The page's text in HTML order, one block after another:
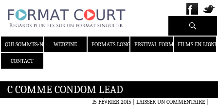
QUI SOMMES-NOUS ?WEBZINE FORMATS LONGS FESTIVAL FORMAT COURT
FILMS EN LIGNE
CONTACT
Recherche
C COMME CONDOM LEAD
15 FÉVRIER 2015 LAISSER UN COMMENTAIRE|